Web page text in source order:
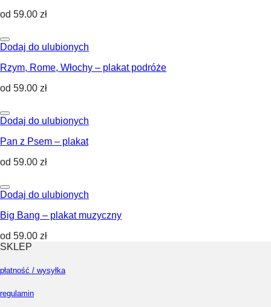
od 59.00 zł
Dodaj do ulubionych
Rzym, Rome, Włochy – plakat podróże
od 59.00 zł
Dodaj do ulubionych
Pan z Psem – plakat
od 59.00 zł
Dodaj do ulubionych
Big Bang – plakat muzyczny
od 59.00 zł
SKLEP
płatność / wysyłka
regulamin